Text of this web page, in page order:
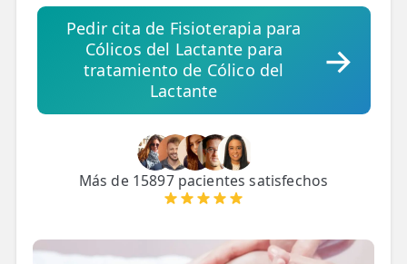
✅ EPTE - EPI
✨ Radiofrecuencia INDIBA
✨ Drenaje Linfático Manual
✨ Cicatrices y Estrías
Pedir cita de Fisioterapia para
Cólicos del Lactante para
tratamiento de Cólico del
Lactante
Más de 15897 pacientes satisfechos